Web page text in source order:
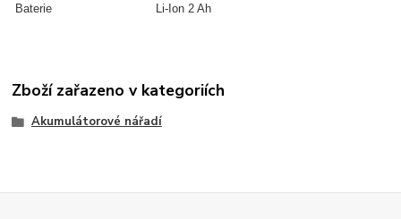
Baterie Li-Ion 2 Ah
Zboží zařazeno v kategoriích
Akumulátorové nářadí